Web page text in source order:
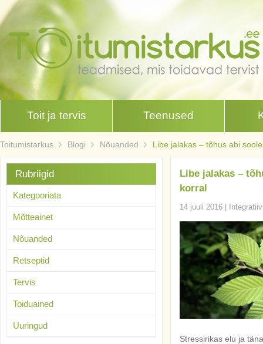
Toit ja tervis Teenused
Toitumistarkus Blogi Nõuanded Libe jalakas – tõhus abi
Libe jalakas –
korral
14 juuli 2016
Stressirikas elu ja
Rubriigid
Kategooriata
Mõtteainet
Nõuanded
Retseptid
Tervis
Toiduained
Uuringud